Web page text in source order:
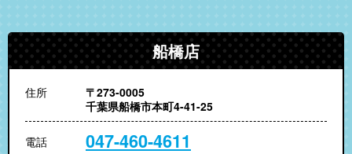
船橋店
住所
〒273-0005
千葉県船橋市本町4-41-25
電話 047-460-4611